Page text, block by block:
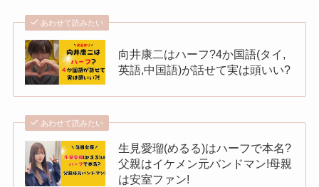
あわせて読みたい
向井康二はハーフ?4か国語(タイ,
英語,中国語)が話せて実は頭いい?
あわせて読みたい
生見愛瑠(めるる)はハーフで本名?
父親はイケメン元バンドマン!母親
は安室ファン!